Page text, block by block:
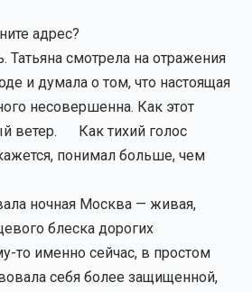
адрес?
смотрела на отражения
и думала о том, что настоящая
несовершенна. Как этот
ветер. Как тихий голос
понимал больше, чем
ночная Москва — живая,
блеска дорогих
то именно сейчас, в простом
себя более защищенной,